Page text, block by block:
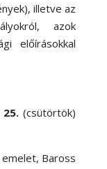
illetve az
azok
előírásokkal
25.(csütörtök)
emelet, Baross